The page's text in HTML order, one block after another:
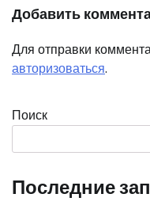
Добавить
Для отправки
авторизоваться.
Поиск
Последние